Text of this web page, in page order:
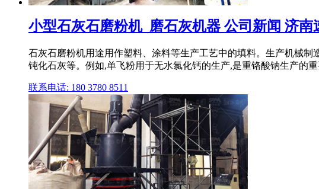
小型石灰石磨粉机_磨石灰机器 公司新闻 济南
石灰石磨粉机用途用作塑料、涂料等生产工艺中的填料。生产机械
钝化石灰等。例如,单飞粉用于无水氯化钙的生产,是重铬酸钠生产的
联系电话: 180 3780 8511